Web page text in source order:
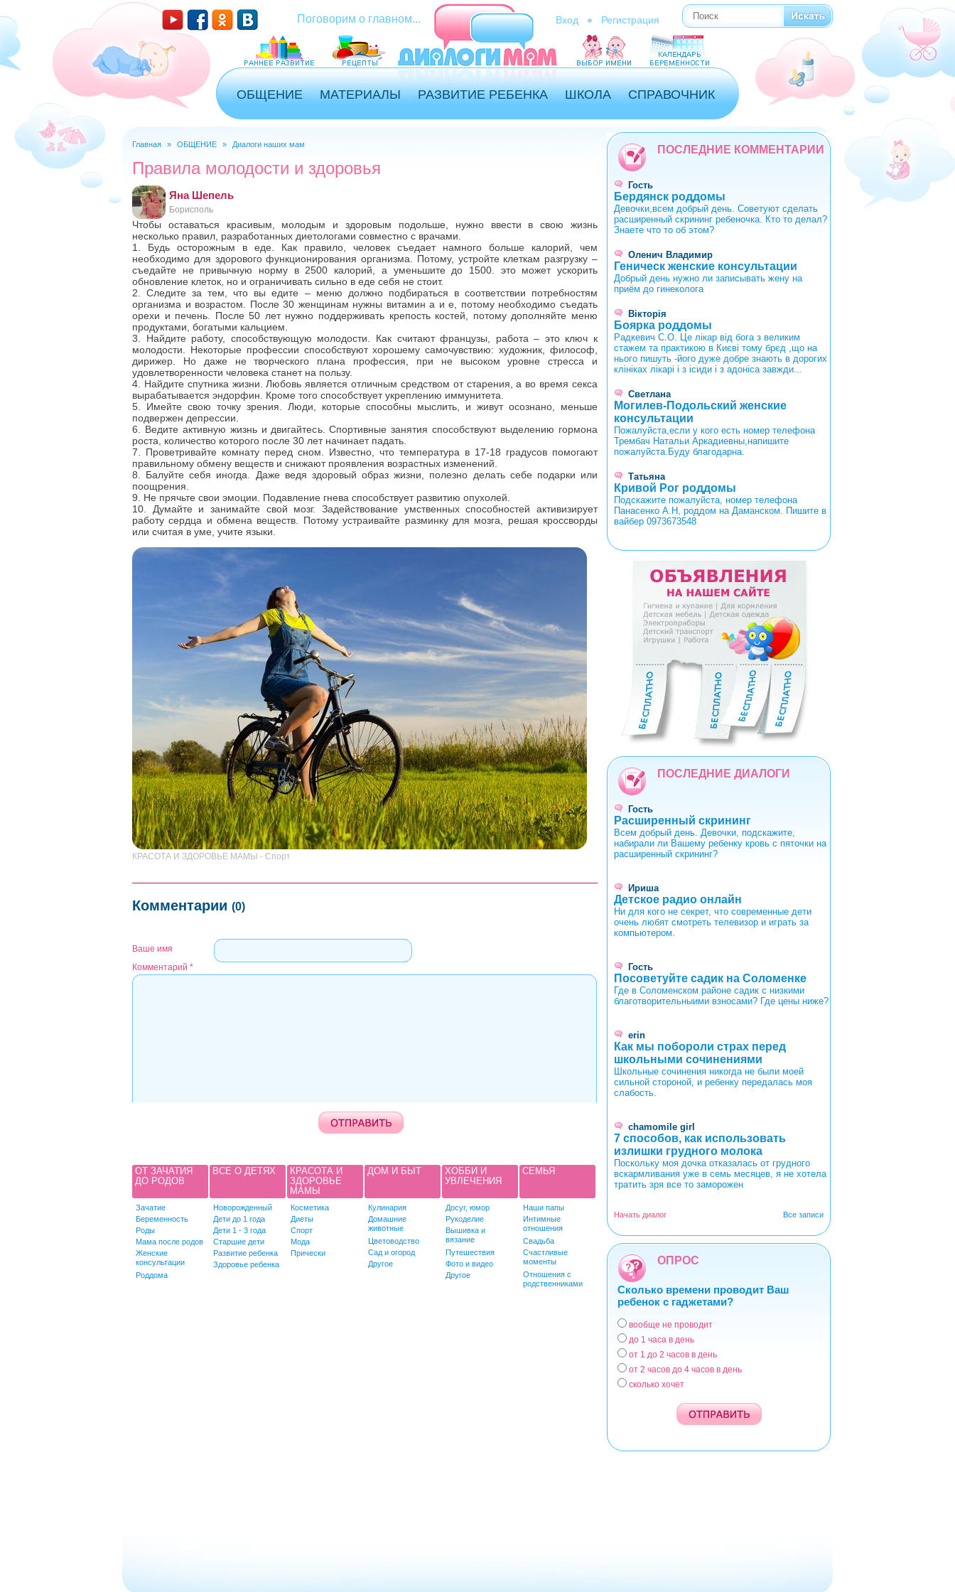
Поговорим о главном... Вход Регистрация Форма поиска
Поиск
ОБЩЕНИЕ МАТЕРИАЛЫ РАЗВИТИЕ РЕБЕНКА ШКОЛА СПРАВОЧНИК
Главная » ОБЩЕНИЕ » Диалоги наших мам
Правила молодости и здоровья
Яна Шепель
Борисполь
Чтобы оставаться красивым, молодым и здоровым подольше, нужно ввести в свою жизнь
несколько правил, разработанных диетологами совместно с врачами.
1. Будь осторожным в еде. Как правило, человек съедает намного больше калорий, чем
необходимо для здорового функционирования организма. Потому, устройте клеткам разгрузку –
съедайте не привычную норму в 2500 калорий, а уменьшите до 1500. это может ускорить
обновление клеток, но и ограничивать сильно в еде себя не стоит.
2. Следите за тем, что вы едите – меню должно подбираться в соответствии потребностям
организма и возрастом. После 30 женщинам нужны витамин а и е, потому необходимо съедать
орехи и печень. После 50 лет нужно поддерживать крепость костей, потому дополняйте меню
продуктами, богатыми кальцием.
3. Найдите работу, способствующую молодости. Как считают французы, работа – это ключ к
молодости. Некоторые профессии способствуют хорошему самочувствию: художник, философ,
дирижер. Но даже не творческого плана профессия, при не высоком уровне стресса и
удовлетворенности человека станет на пользу.
4. Найдите спутника жизни. Любовь является отличным средством от старения, а во время секса
вырабатывается эндорфин. Кроме того способствует укреплению иммунитета.
5. Имейте свою точку зрения. Люди, которые способны мыслить, и живут осознано, меньше
подвержен депрессии.
6. Ведите активную жизнь и двигайтесь. Спортивные занятия способствуют выделению гормона
роста, количество которого после 30 лет начинает падать.
7. Проветривайте комнату перед сном. Известно, что температура в 17-18 градусов помогают
правильному обмену веществ и снижают проявления возрастных изменений.
8. Балуйте себя иногда. Даже ведя здоровый образ жизни, полезно делать себе подарки или
поощрения.
9. Не прячьте свои эмоции. Подавление гнева способствует развитию опухолей.
10. Думайте и занимайте свой мозг. Задействование умственных способностей активизирует
работу сердца и обмена веществ. Потому устраивайте разминку для мозга, решая кроссворды
или считая в уме, учите языки.
КРАСОТА И ЗДОРОВЬЕ МАМЫ - Спорт
Комментарии (0)
Ваше имя
Комментарий *
ОТ ЗАЧАТИЯ
ДО РОДОВ
Зачатие
Беременность
Роды
Мама после родов
Женские
консультации
Роддома
ВСЕ О ДЕТЯХ
Новорожденный
Дети до 1 года
Дети 1 - 3 года
Старшие дети
Развитие ребенка
Здоровье ребенка
КРАСОТА И
ЗДОРОВЬЕ
МАМЫ
Косметика
Диеты
Спорт
Мода
Прически
ДОМ И БЫТ
Кулинария
Домашние
животные
Цветоводство
Сад и огород
Другое
ХОББИ И
УВЛЕЧЕНИЯ
Досуг, юмор
Рукоделие
Вышивка и
вязание
Путешествия
Фото и видео
Другое
СЕМЬЯ
Наши папы
Интимные
отношения
Свадьба
Счастливые
моменты
Отношения с
родственниками
ПОСЛЕДНИЕ КОММЕНТАРИИ
Гость
Бердянск роддомы
Девочки,всем добрый день. Советуют сделать
расширенный скрининг ребеночка. Кто то делал?
Знаете что то об этом?
Оленич Владимир
Геническ женские консультации
Добрый день нужно ли записывать жену на
приём до гинеколога
Вікторія
Боярка роддомы
Радкевич С.О. Це лікар від бога з великим
стажем та практикою в Києві тому брєд ,що на
нього пишуть -його дуже добре знають в дорогих
клініках лікарі і з ісиди і з адоніса завжди...
Светлана
Могилев-Подольский женские
консультации
Пожалуйста,если у кого есть номер телефона
Трембач Натальи Аркадиевны,напишите
пожалуйста.Буду благодарна.
Татьяна
Кривой Рог роддомы
Подскажите пожалуйста, номер телефона
Панасенко А.Н, роддом на Даманском. Пишите в
вайбер 0973673548
0123456789
ПОСЛЕДНИЕ ДИАЛОГИ
Гость
Расширенный скрининг
Всем добрый день. Девочки, подскажите,
набирали ли Вашему ребенку кровь с пяточки на
расширенный скрининг?
Ириша
Детское радио онлайн
Ни для кого не секрет, что современные дети
очень любят смотреть телевизор и играть за
компьютером.
Гость
Посоветуйте садик на Соломенке
Где в Соломенском районе садик с низкими
благотворительныими взносами? Где цены ниже?
erin
Как мы побороли страх перед
школьными сочинениями
Школьные сочинения никогда не были моей
сильной стороной, и ребенку передалась моя
слабость.
chamomile girl
7 способов, как использовать
излишки грудного молока
Поскольку моя дочка отказалась от грудного
вскармливания уже в семь месяцев, я не хотела
тратить зря все то заморожен
Все записи
Начать диалог
ОПРОС
Сколько времени проводит Ваш
ребенок с гаджетами?
Варианты
вообще не проводит
до 1 часа в день
от 1 до 2 часов в день
от 2 часов до 4 часов в день
сколько хочет